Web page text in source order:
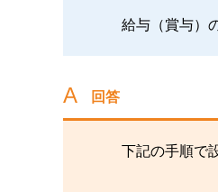
給与（賞与）
回答
下記の手順で